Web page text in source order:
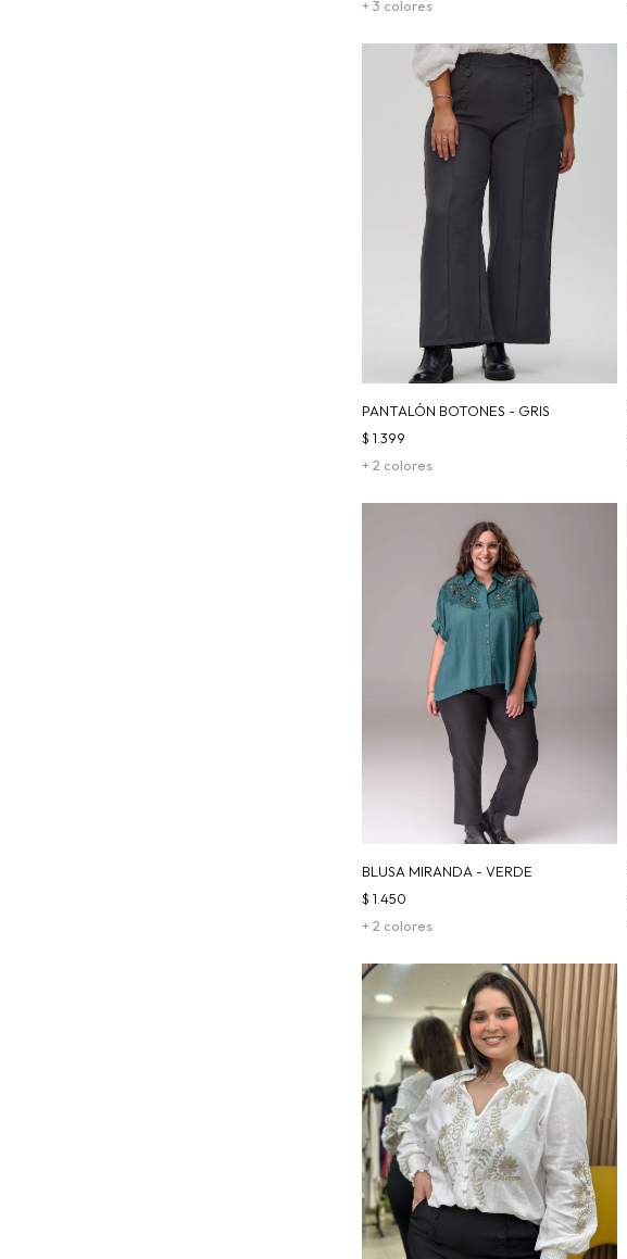
+ 3 colores
PANTALÓN BOTONES - GRIS
+ 2 colores
$ 1.399
BLUSA MIRANDA - VERDE
+ 2 colores
$ 1.450